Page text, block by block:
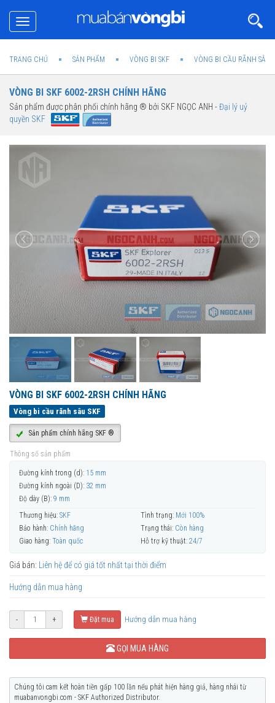
Toggle
navigation
TRANG CHỦ SẢN PHẨM VÒNG BI SKF VÒNG BI CẦU RÃNH SÂU
VÒNG BI SKF 6002-2RSH CHÍNH HÃNG
Sản phẩm được phân phối chính hãng ® bởi SKF NGỌC ANH -Đại lý uỷ
quyền SKF
VÒNG BI SKF 6002-2RSH CHÍNH HÃNG
Vòng bi cầu rãnh sâu SKF
Sản phẩm chính hãng SKF ®
Thông số sản phẩm
Đường kính trong (d): 15 mm
Đường kính ngoài (D): 32 mm
Độ dày (B): 9 mm
Thương hiệu: SKF Tình trạng: Mới 100%
Bảo hành: Chính hãng Trạng thái: Còn hàng
Giao hàng: Toàn quốc Hỗ trợ kỹ thuật: 24/7
Giá bán: Liên hệ để có giá tốt nhất tại thời điểm
Hướng dẫn mua hàng
- + Đặt mua Hướng dẫn mua hàng
GỌI MUA HÀNG
Chúng tôi cam kết hoàn tiền gấp 100 lần nếu phát hiện hàng giả, hàng nhái từ
muabanvongbi.com - SKF Authorized Distributor.